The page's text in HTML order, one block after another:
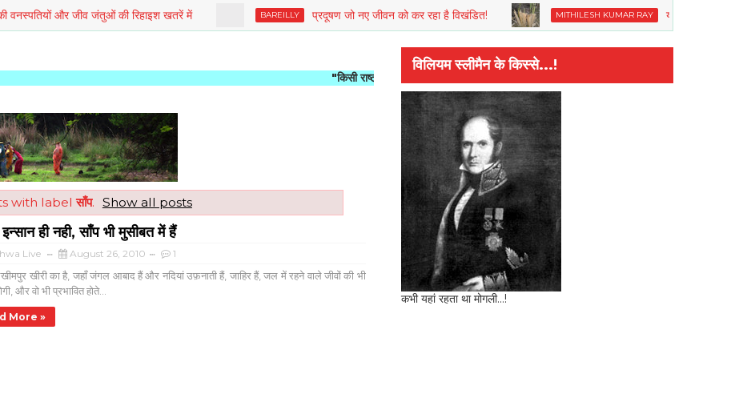
और जीव जंतुओं की रिहाइश खतरें में प्रदूषण जो नए जीवन को कर रहा है विखंडित! MITHILESH KUMAR RAY यह पृथ्वी हमारा नइहर है
"किसी राष्ट्र की महानता और नैतिक प्रगति को इस बात से मापा जाता है कि वह अपने यहां जानवरों से किस तरह का
with labelसाँप. Show all posts
ही नही, साँप भी मुसीबत में हैं
Live August 26, 2010 1
खीरी का है, जहाँ जंगल आबाद हैं और नदियां उफ़नाती हैं, जाहिर हैं, जल में रहने वाले जीवों की भी
और वो भी प्रभावित होते...
More »
विलियम स्लीमैन के किस्से...!
कभी यहां रहता था मोगली...!